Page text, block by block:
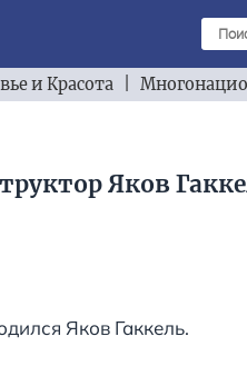
и Красота
Яков
Яков Гаккель.